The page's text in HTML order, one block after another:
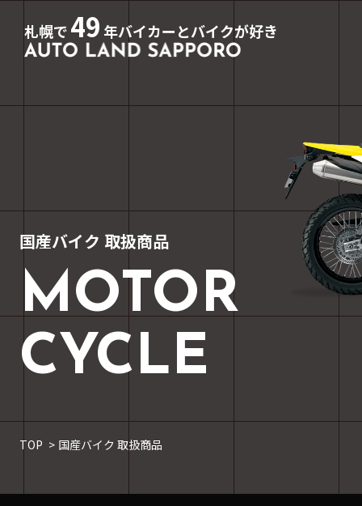
札幌で49 年バイカーとバイクが好き
国産バイク 取扱商品
MOTOR
CYCLE
TOP 国産バイク 取扱商品